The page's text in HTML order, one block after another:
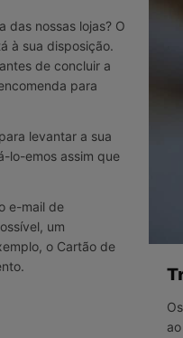
das nossas lojas? O
à sua disposição.
de concluir a
para
levantar a sua
lo-emos assim que
e-mail de
um
o Cartão de